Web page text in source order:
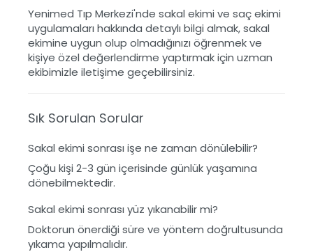
Yenimed Tıp Merkezi'nde sakal ekimi ve saç ekimi
uygulamaları hakkında detaylı bilgi almak, sakal
ekimine uygun olup olmadığınızı öğrenmek ve
kişiye özel değerlendirme yaptırmak için uzman
ekibimizle iletişime geçebilirsiniz.
Sık Sorulan Sorular
Sakal ekimi sonrası işe ne zaman dönülebilir?
Çoğu kişi 2-3 gün içerisinde günlük yaşamına
dönebilmektedir.
Sakal ekimi sonrası yüz yıkanabilir mi?
Doktorun önerdiği süre ve yöntem doğrultusunda
yıkama yapılmalıdır.